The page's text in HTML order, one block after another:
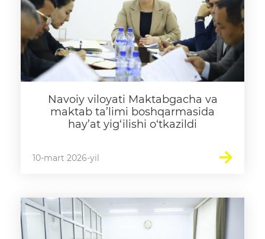
Navoiy viloyati Maktabgacha va
maktab ta’limi boshqarmasida
hay’at yig‘ilishi o‘tkazildi
10-mart 2026-yil